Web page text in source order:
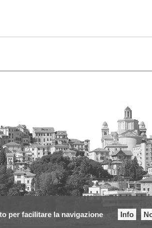
per facilitare la navigazione Info